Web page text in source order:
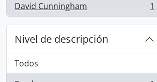
David Cunningham
, 1 resultados 1
Nivel de descripción
Todos